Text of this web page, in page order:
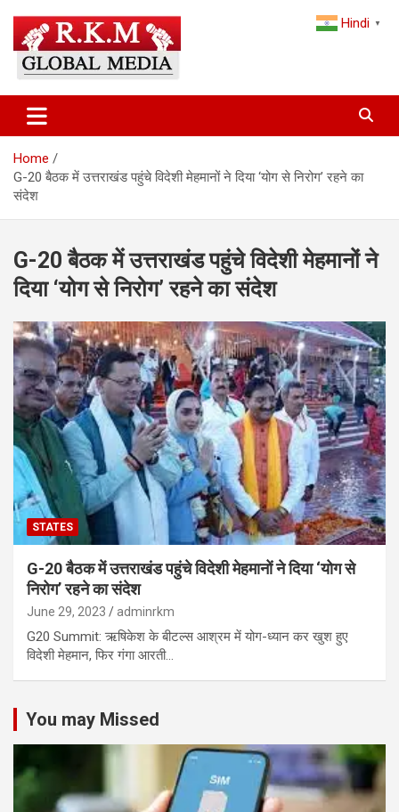
content
Latest Hindi News & Breaking
News – RKM Global Media
and the World
Home
G-20 बैठक में उत्तराखंड पहुंचे विदेशी मेहमानों ने दिया ‘योग से निरोग’ रहने का
संदेश
G-20 बैठक में उत्तराखंड पहुंचे विदेशी मेहमानों ने
दिया ‘योग से निरोग’ रहने का संदेश
STATES
G-20 बैठक में उत्तराखंड पहुंचे विदेशी मेहमानों ने दिया ‘योग से
निरोग’ रहने का संदेश
June 29, 2023 adminrkm
G20 Summit: ऋषिकेश के बीटल्स आश्रम में योग-ध्यान कर खुश हुए
विदेशी मेहमान, फिर गंगा आरती…
You may Missed
Hindi ▼